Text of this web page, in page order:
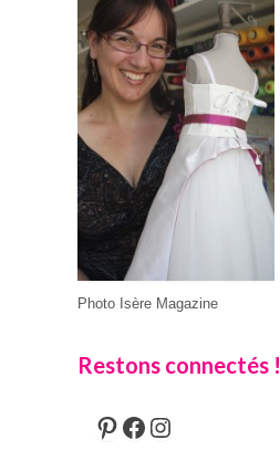
Photo Isère Magazine
Restons connectés !
Pinterest
Facebook
Instagram